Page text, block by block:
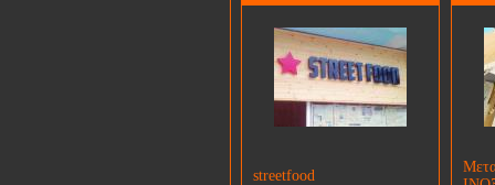
streetfood